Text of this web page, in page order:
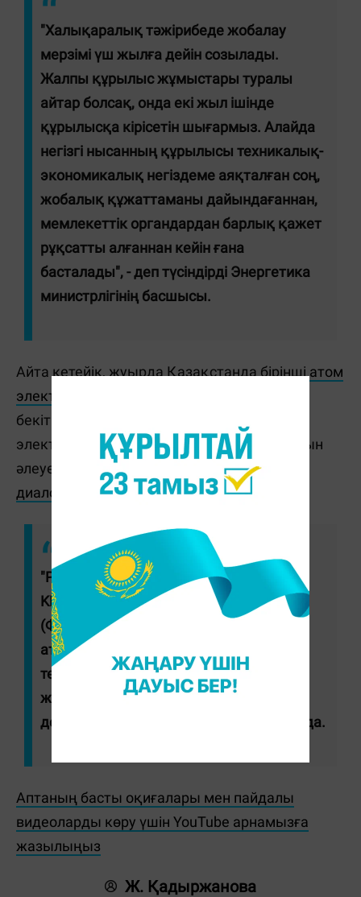
"Халықаралық тәжірибеде жобалау
мерзімі үш жылға дейін созылады.
Жалпы құрылыс жұмыстары туралы
айтар болсақ, онда екі жыл ішінде
құрылысқа кірісетін шығармыз. Алайда
негізгі нысанның құрылысы техникалық-
экономикалық негіздеме аяқталған соң,
жобалық құжаттаманы дайындағаннан,
мемлекеттік органдардан барлық қажет
рұқсатты алғаннан кейін ғана
басталады", - деп түсіндірді Энергетика
министрлігінің басшысы.
Айта кетейік, жуырда Қазақстанда бірінші атом
электр станциясының орны
бекітілді. Ал бұған дейін министрлік атом
электр станцияларын салу технологияларын
әлеуетті жеткізушілермен
бәсекелестік
диалогын аяқтағанынмәлімдеді.
"Росатом" мемлекеттік корпорациясы,
KHNP (Корея), CNNC (Қытай) және EDF
(Франция) компаниялары Қазақстанда
атом электр станциясын салу үшін
технологияларды әлеуетті
жеткізушілердің қысқа тізіміне енді", -
деп жазылған бұған дейінгі хабарламада.
Аптаның басты оқиғалары мен пайдалы
видеоларды көру үшін YouTube арнамызға
жазылыңыз
Ж. Қадыржанова